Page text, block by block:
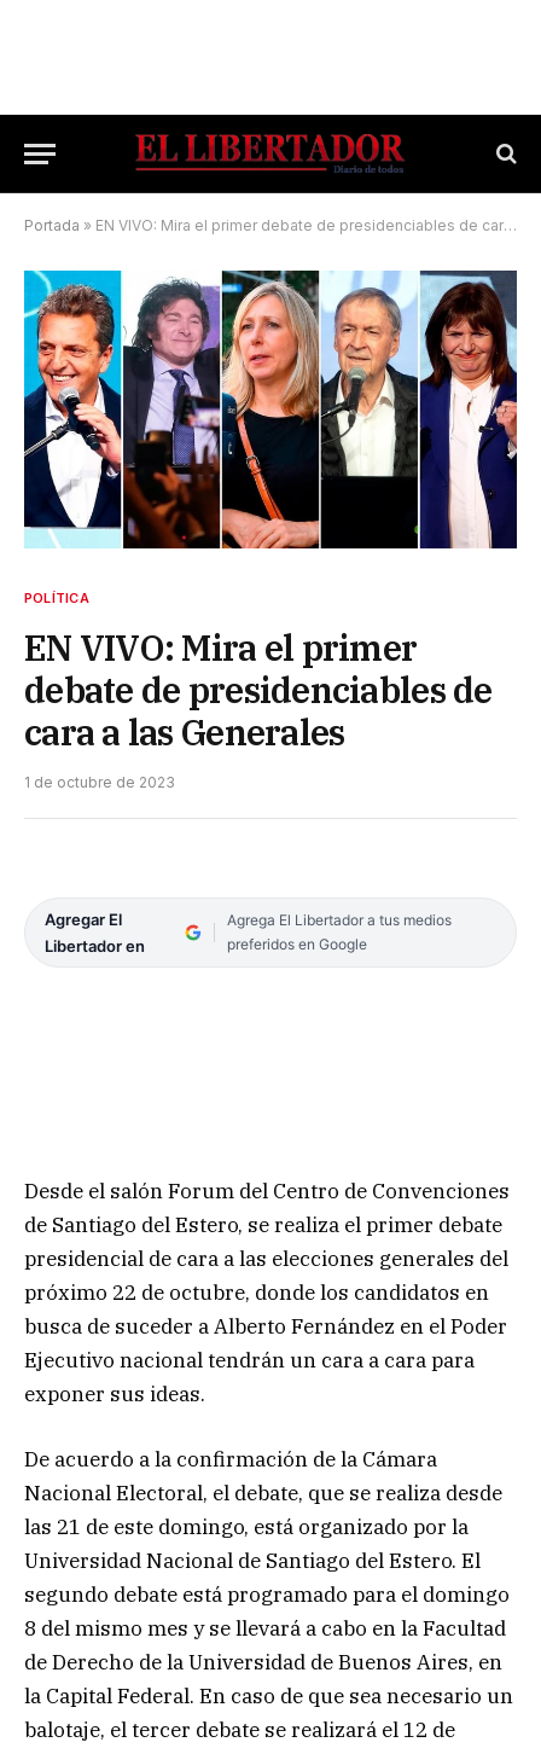
Portada » EN VIVO: Mira el primer debate de presidenciables de cara a las Generales
POLÍTICA
EN VIVO: Mira el primer
debate de presidenciables de
cara a las Generales
1 de octubre de 2023
Agregar El
Libertador en
Agrega El Libertador a tus medios
preferidos en Google
Desde el salón Forum del Centro de Convenciones
de Santiago del Estero, se realiza el primer debate
presidencial de cara a las elecciones generales del
próximo 22 de octubre, donde los candidatos en
busca de suceder a Alberto Fernández en el Poder
Ejecutivo nacional tendrán un cara a cara para
exponer sus ideas.
De acuerdo a la confirmación de la Cámara
Nacional Electoral, el debate, que se realiza desde
las 21 de este domingo, está organizado por la
Universidad Nacional de Santiago del Estero. El
segundo debate está programado para el domingo
8 del mismo mes y se llevará a cabo en la Facultad
de Derecho de la Universidad de Buenos Aires, en
la Capital Federal. En caso de que sea necesario un
balotaje, el tercer debate se realizará el 12 de